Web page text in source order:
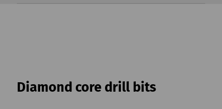
Diamond core drill bits